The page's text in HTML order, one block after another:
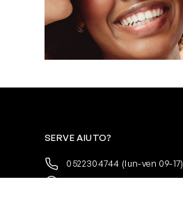
SERVE AIUTO?
0522304744 (lun-ven 09-17)
+39 3346440838